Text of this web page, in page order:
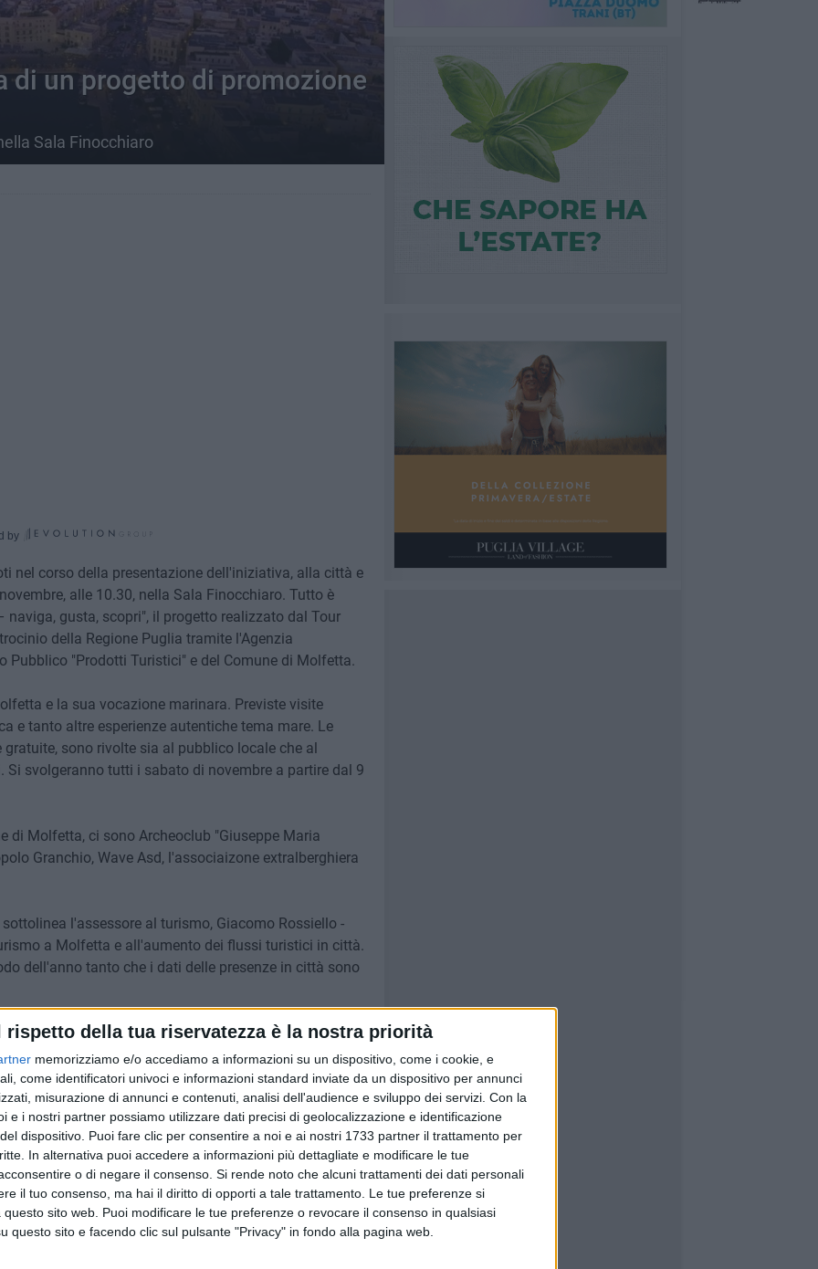
rispetto della tua riservatezza è la nostra priorità
memorizziamo e/o accediamo a informazioni su un dispositivo, come i cookie, e
come identificatori univoci e informazioni standard inviate da un dispositivo per annunci
misurazione di annunci e contenuti, analisi dell'audience e sviluppo dei servizi. Con la
e i nostri partner possiamo utilizzare dati precisi di geolocalizzazione e identificazione
dispositivo. Puoi fare clic per consentire a noi e ai nostri 1733 partner il trattamento per
In alternativa puoi accedere a informazioni più dettagliate e modificare le tue
o di negare il consenso. Si rende noto che alcuni trattamenti dei dati personali
il tuo consenso, ma hai il diritto di opporti a tale trattamento. Le tue preferenze si
sito web. Puoi modificare le tue preferenze o revocare il consenso in qualsiasi
questo sito e facendo clic sul pulsante "Privacy" in fondo alla pagina web.
di un progetto di promozione
Sala Finocchiaro
by
nel corso della presentazione dell'iniziativa, alla città e
alle 10.30, nella Sala Finocchiaro. Tutto è
naviga, gusta, scopri", il progetto realizzato dal Tour
della Regione Puglia tramite l'Agenzia
Pubblico "Prodotti Turistici" e del Comune di Molfetta.
e la sua vocazione marinara. Previste visite
e tanto altre esperienze autentiche tema mare. Le
sono rivolte sia al pubblico locale che al
svolgeranno tutti i sabato di novembre a partire dal 9
di Molfetta, ci sono Archeoclub "Giuseppe Maria
Granchio, Wave Asd, l'associaizone extralberghiera
l'assessore al turismo, Giacomo Rossiello -
a Molfetta e all'aumento dei flussi turistici in città.
dell'anno tanto che i dati delle presenze in città sono
che sono impegnati nella promozione del
reduci da mesi che hanno portato a Molfetta
all'impegno delle tante realtà associative presenti che,
importanti iniziative», il commento del Sindaco,
orgoglio perché abbiamo proposto un piano di
basato sulla sua forte identità di millenaria città
un punto di riferimento importante per il turismo
Pugliese nazionale ed internazionale» spiega
il Tour Operator coordinatore del